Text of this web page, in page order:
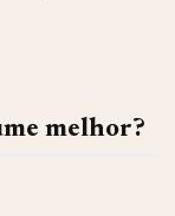
melhor?